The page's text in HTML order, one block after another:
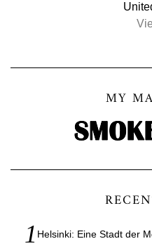
MY
Helsinki: Eine Stadt der